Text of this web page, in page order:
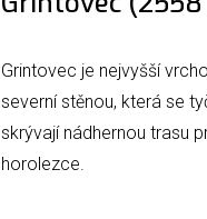
Grintovec je nejvyšší
severní stěnou, která se
skrývají nádhernou trasu
horolezce.